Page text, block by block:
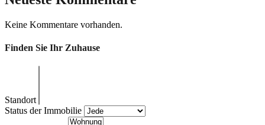
Keine Kommentare vorhanden.
Finden Sie Ihr Zuhause
Standort
Status der Immobilie